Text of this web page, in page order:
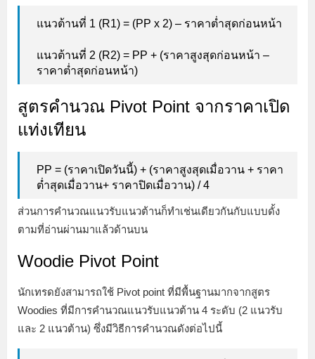
แนวต้านที่ 1 (R1) = (PP x 2) – ราคาต่ำสุดก่อนหน้า
แนวต้านที่ 2 (R2) = PP + (ราคาสูงสุดก่อนหน้า –
ราคาต่ำสุดก่อนหน้า)
สูตรคำนวณ Pivot Point จากราคาเปิด
แท่งเทียน
PP = (ราคาเปิดวันนี้) + (ราคาสูงสุดเมื่อวาน + ราคา
ต่ำสุดเมื่อวาน+ ราคาปิดเมื่อวาน) / 4
ส่วนการคำนวณแนวรับแนวต้านก็ทำเช่นเดียวกันกับแบบดั้ง
ตามที่อ่านผ่านมาแล้วด้านบน
Woodie Pivot Point
นักเทรดยังสามารถใช้ Pivot point ที่มีพื้นฐานมากจากสูตร
Woodies ที่มีการคำนวณแนวรับแนวต้าน 4 ระดับ (2 แนวรับ
และ 2 แนวต้าน) ซึ่งมีวิธีการคำนวณดังต่อไปนี้